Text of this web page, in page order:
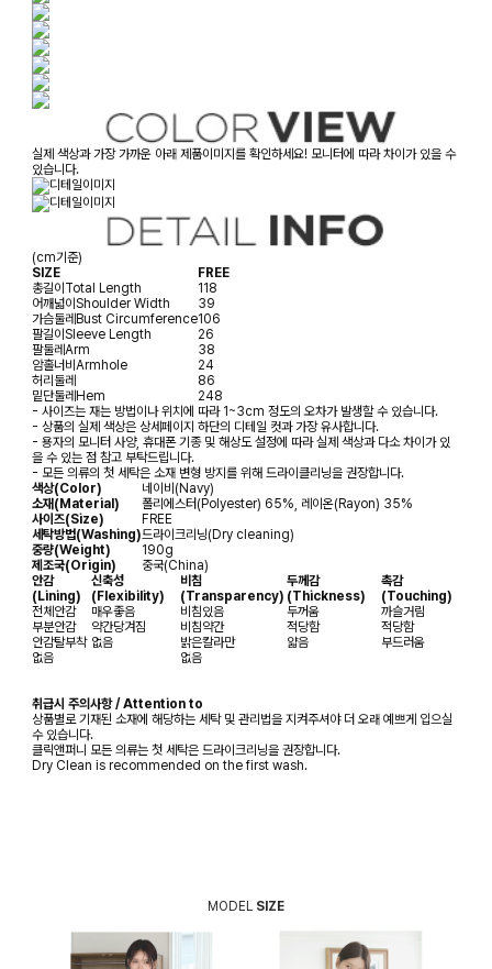
실제 색상과 가장 가까운 아래 제품이미지를 확인하세요! 모니터에 따라 차이가 있을 수
있습니다.
(cm기준)
SIZE
FREE
총길이Total Length
118
어깨넓이Shoulder Width
39
가슴둘레Bust Circumference106
팔길이Sleeve Length
26
팔둘레Arm
38
암홀너비Armhole
24
허리둘레
86
밑단둘레Hem
248
- 사이즈는 재는 방법이나 위치에 따라 1~3cm 정도의 오차가 발생할 수 있습니다.
- 상품의 실제 색상은 상세페이지 하단의 디테일 컷과 가장 유사합니다.
- 용자의 모니터 사양, 휴대폰 기종 및 해상도 설정에 따라 실제 색상과 다소 차이가 있
을 수 있는 점 참고 부탁드립니다.
- 모든 의류의 첫 세탁은 소재 변형 방지를 위해 드라이클리닝을 권장합니다.
색상(Color)
네이비(Navy)
소재(Material)
폴리에스터(Polyester) 65%, 레이온(Rayon) 35%
사이즈(Size)
FREE
세탁방법(Washing)드라이크리닝(Dry cleaning)
중량(Weight)
190g
제조국(Origin)
중국(China)
안감
(Lining)
신축성
(Flexibility)
비침
(Transparency)
두께감
(Thickness)
촉감
(Touching)
전체안감
매우좋음 비침있음 두꺼움
까슬거림
부분안감
약간당겨짐 비침약간 적당함
적당함
안감탈부착 없음 밝은칼라만 얇음
부드러움
없음
없음
취급시 주의사항 / Attention to
상품별로 기재된 소재에 해당하는 세탁 및 관리법을 지켜주셔야 더 오래 예쁘게 입으실
수 있습니다.
클릭앤퍼니 모든 의류는 첫 세탁은 드라이크리닝을 권장합니다.
Dry Clean is recommended on the first wash.
MODEL SIZE